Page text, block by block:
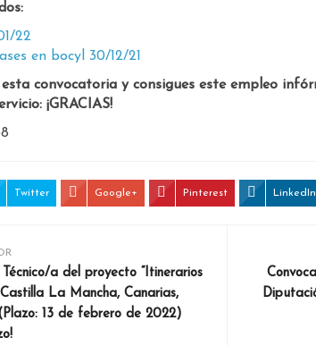
22
en bocyl 30/12/21
convocatoria y consigues este empleo
¡GRACIAS!
Twitter Google+ Pinterest LinkedIn
a del proyecto “Itinerarios
La Mancha, Canarias,
13 de febrero de 2022)